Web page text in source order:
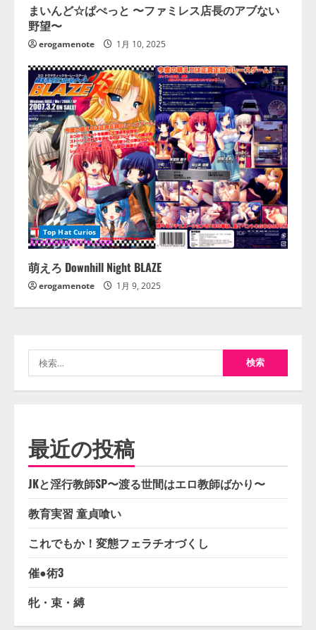
まいんど☆ぱぺっと 〜ファミレス店長のアブない
野望〜
erogamenote 1月 10, 2025
Top Hat Curios
萌えろ Downhill Night BLAZE
erogamenote 1月 9, 2025
索:
最近の投稿
JKと淫行教師SP〜渡る世間はエロ教師ばかり〜
教育実習 童貞喰い
これでもか！変態フェラチオづくし
催●術3
牝・束・縛